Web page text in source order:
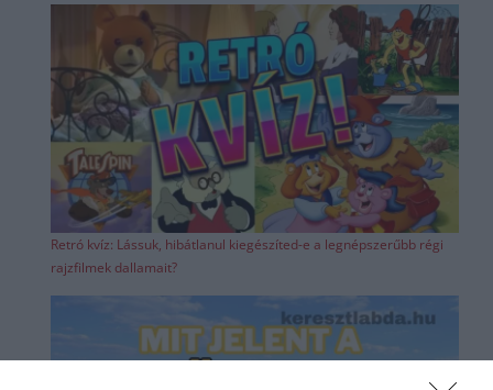
Retró kvíz: Lássuk, hibátlanul kiegészíted-e a legnépszerűbb régi
rajzfilmek dallamait?